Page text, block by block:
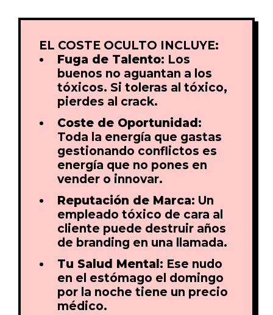
EL COSTE OCULTO INCLUYE:
Fuga de Talento: Los
buenos no aguantan a los
tóxicos. Si toleras al tóxico,
pierdes al crack.
Coste de Oportunidad:
Toda la energía que gastas
gestionando conflictos es
energía que no pones en
vender o innovar.
Reputación de Marca: Un
empleado tóxico de cara al
cliente puede destruir años
de branding en una llamada.
Tu Salud Mental: Ese nudo
en el estómago el domingo
por la noche tiene un precio
médico.